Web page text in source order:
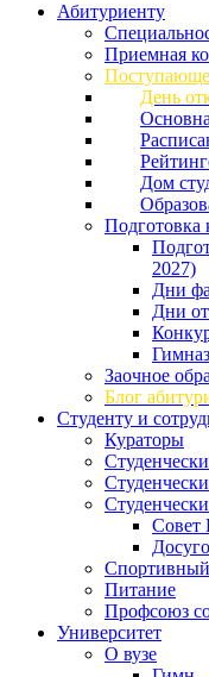
Абитуриенту
Приемная
День
Дом
Подготовка
2027)
Дни
Дни
Заочное
Блог
Студенту и
Кураторы
Совет
Питание
Профсоюз
Университет
О вузе